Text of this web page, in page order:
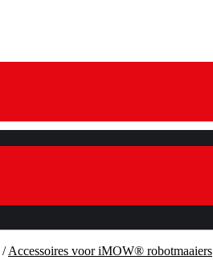
/Accessoires voor iMOW® robotmaaiers